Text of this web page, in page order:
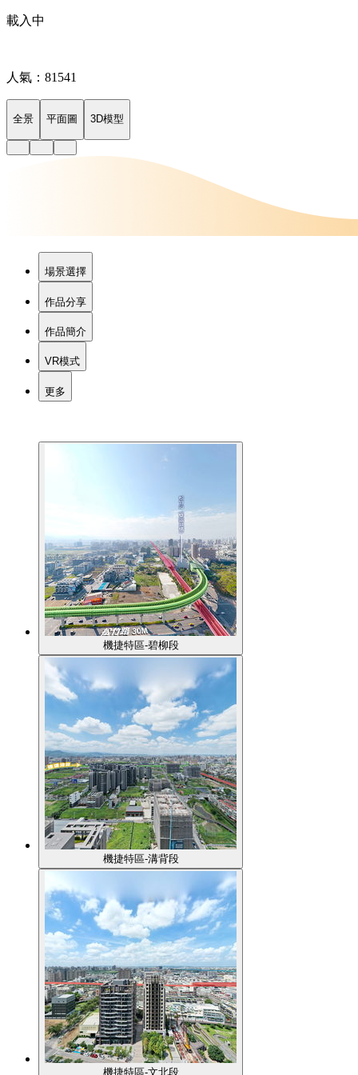
載入中
人氣：81541
全景 平面圖 3D模型
場景選擇
作品分享
作品簡介
VR模式
更多
機捷特區-碧柳段
機捷特區-溝背段
機捷特區-文北段